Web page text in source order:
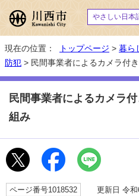
やさしい日本
現在の位置： トップページ > 暮ら
防犯 > 民間事業者によるカメラ付
民間事業者によるカメラ
組み
ページ番号1018532 更新日 令和